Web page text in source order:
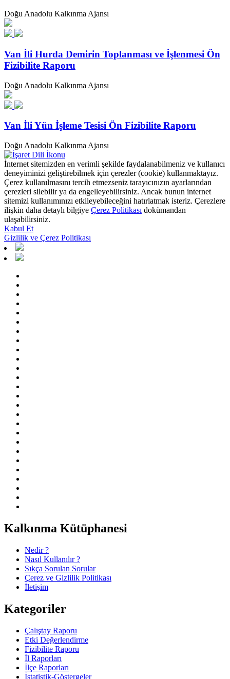
Doğu Anadolu Kalkınma Ajansı
Van İli Hurda Demirin Toplanması ve İşlenmesi Ön
Fizibilite Raporu
Doğu Anadolu Kalkınma Ajansı
Van İli Yün İşleme Tesisi Ön Fizibilite Raporu
Doğu Anadolu Kalkınma Ajansı
İnternet sitemizden en verimli şekilde faydalanabilmeniz ve kullanıcı
deneyiminizi geliştirebilmek için çerezler (cookie) kullanmaktayız.
Çerez kullanılmasını tercih etmezseniz tarayıcınızın ayarlarından
çerezleri silebilir ya da engelleyebilirsiniz. Ancak bunun internet
sitemizi kullanımınızı etkileyebileceğini hatırlatmak isteriz. Çerezlere
ilişkin daha detaylı bilgiye Çerez Politikası dokümandan
ulaşabilirsiniz.
Kabul Et
Gizlilik ve Çerez Politikası
Kalkınma Kütüphanesi
Nedir ?
Nasıl Kullanılır ?
Sıkça Sorulan Sorular
Çerez ve Gizlilik Politikası
İletişim
Kategoriler
Çalıştay Raporu
Etki Değerlendirme
Fizibilite Raporu
İl Raporları
İlçe Raporları
İstatistik-Göstergeler